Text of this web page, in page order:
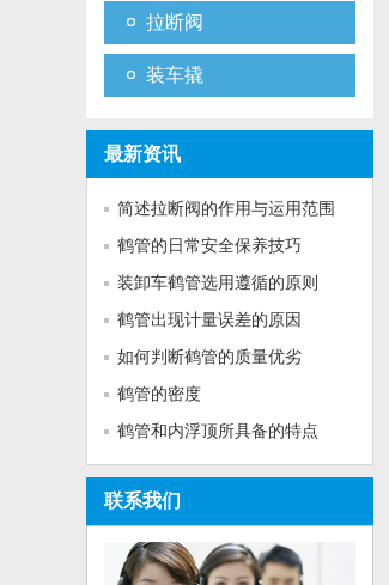
拉断阀
装车撬
最新资讯
简述拉断阀的作用与运用范围
鹤管的日常安全保养技巧
装卸车鹤管选用遵循的原则
鹤管出现计量误差的原因
如何判断鹤管的质量优劣
鹤管的密度
鹤管和内浮顶所具备的特点
联系我们